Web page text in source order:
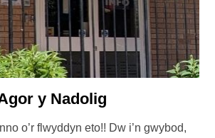
y Nadolig
o’r flwyddyn eto!! Dw i’n gwybod,